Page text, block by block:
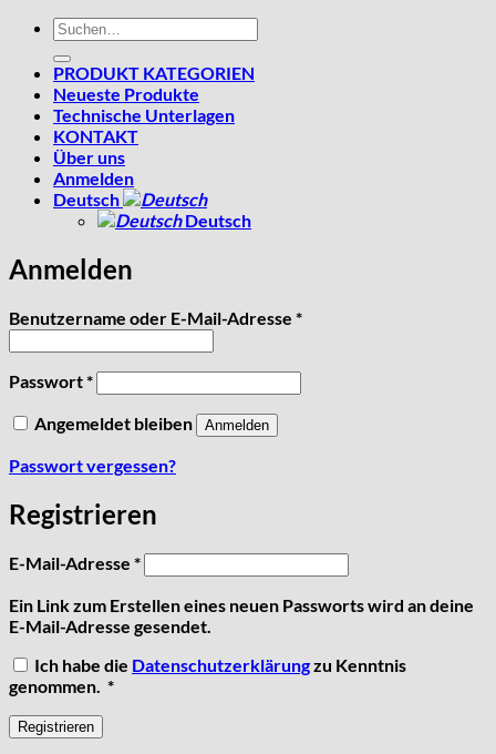
Suchen
nach:
PRODUKT KATEGORIEN
Neueste Produkte
Technische Unterlagen
KONTAKT
Über uns
Anmelden
Deutsch
Deutsch
Anmelden
Benutzername oder E-Mail-Adresse *Erforderlich
Passwort*Erforderlich
Angemeldet bleiben Anmelden
Passwort vergessen?
Registrieren
E-Mail-Adresse *Erforderlich
Ein Link zum Erstellen eines neuen Passworts wird an deine
E-Mail-Adresse gesendet.
Ich habe die Datenschutzerklärungzu Kenntnis
genommen. *Erforderlich
Registrieren